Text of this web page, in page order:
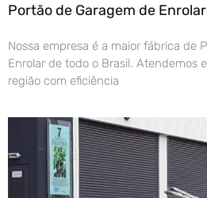
Portão de Garagem de
Nossa empresa é a maior fábrica de
Enrolar de todo o Brasil. Atendemos
região com eficiência